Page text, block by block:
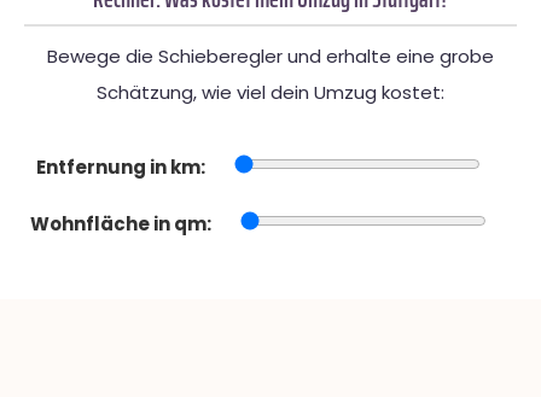
Bewege die Schieberegler und erhalte eine grobe
Schätzung, wie viel dein Umzug kostet:
Entfernung in km:
Wohnfläche in qm: